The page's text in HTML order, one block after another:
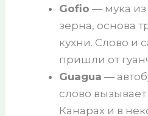
Gofio — мука
зерна, основа
кухни. Слово и
пришли от
Guagua —
слово
Канарах и в